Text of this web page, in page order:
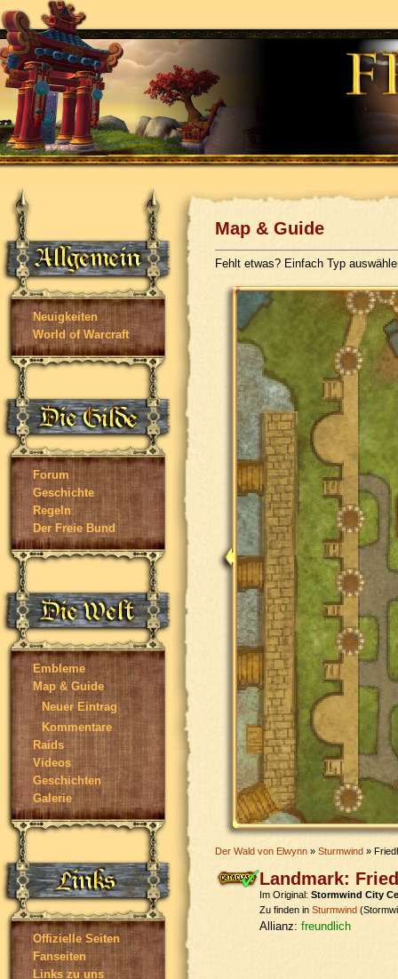
Neuigkeiten
World of Warcraft
Forum
Geschichte
Regeln
Der Freie Bund
Embleme
Map & Guide
Neuer Eintrag
Kommentare
Raids
Videos
Geschichten
Galerie
Offizielle Seiten
Fanseiten
Links zu uns
Map & Guide
Fehlt etwas? Einfach Typ
Der Wald von Elwynn » Sturmwind »
Landmark:
Im Original: Stormwind City
Zu finden in Sturmwind
Allianz: freundlich